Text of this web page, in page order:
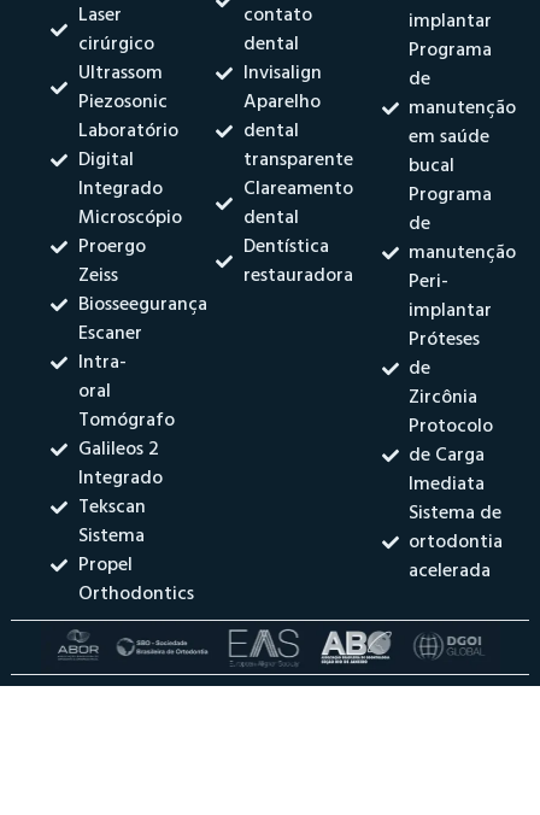
Laser
cirúrgico
Ultrassom
Piezosonic
Laboratório
Digital
Integrado
Microscópio
Proergo
Zeiss
Biosseegurança
Escaner
Intra-
oral
Tomógrafo
Galileos 2
Integrado
Tekscan
Sistema
Propel
Orthodontics
contato
dental
Invisalign
Aparelho
dental
transparente
Clareamento
dental
Dentística
restauradora
implantar
Programa
de
manutenção
em saúde
bucal
Programa
de
manutenção
Peri-
implantar
Próteses
de
Zircônia
Protocolo
de Carga
Imediata
Sistema de
ortodontia
acelerada